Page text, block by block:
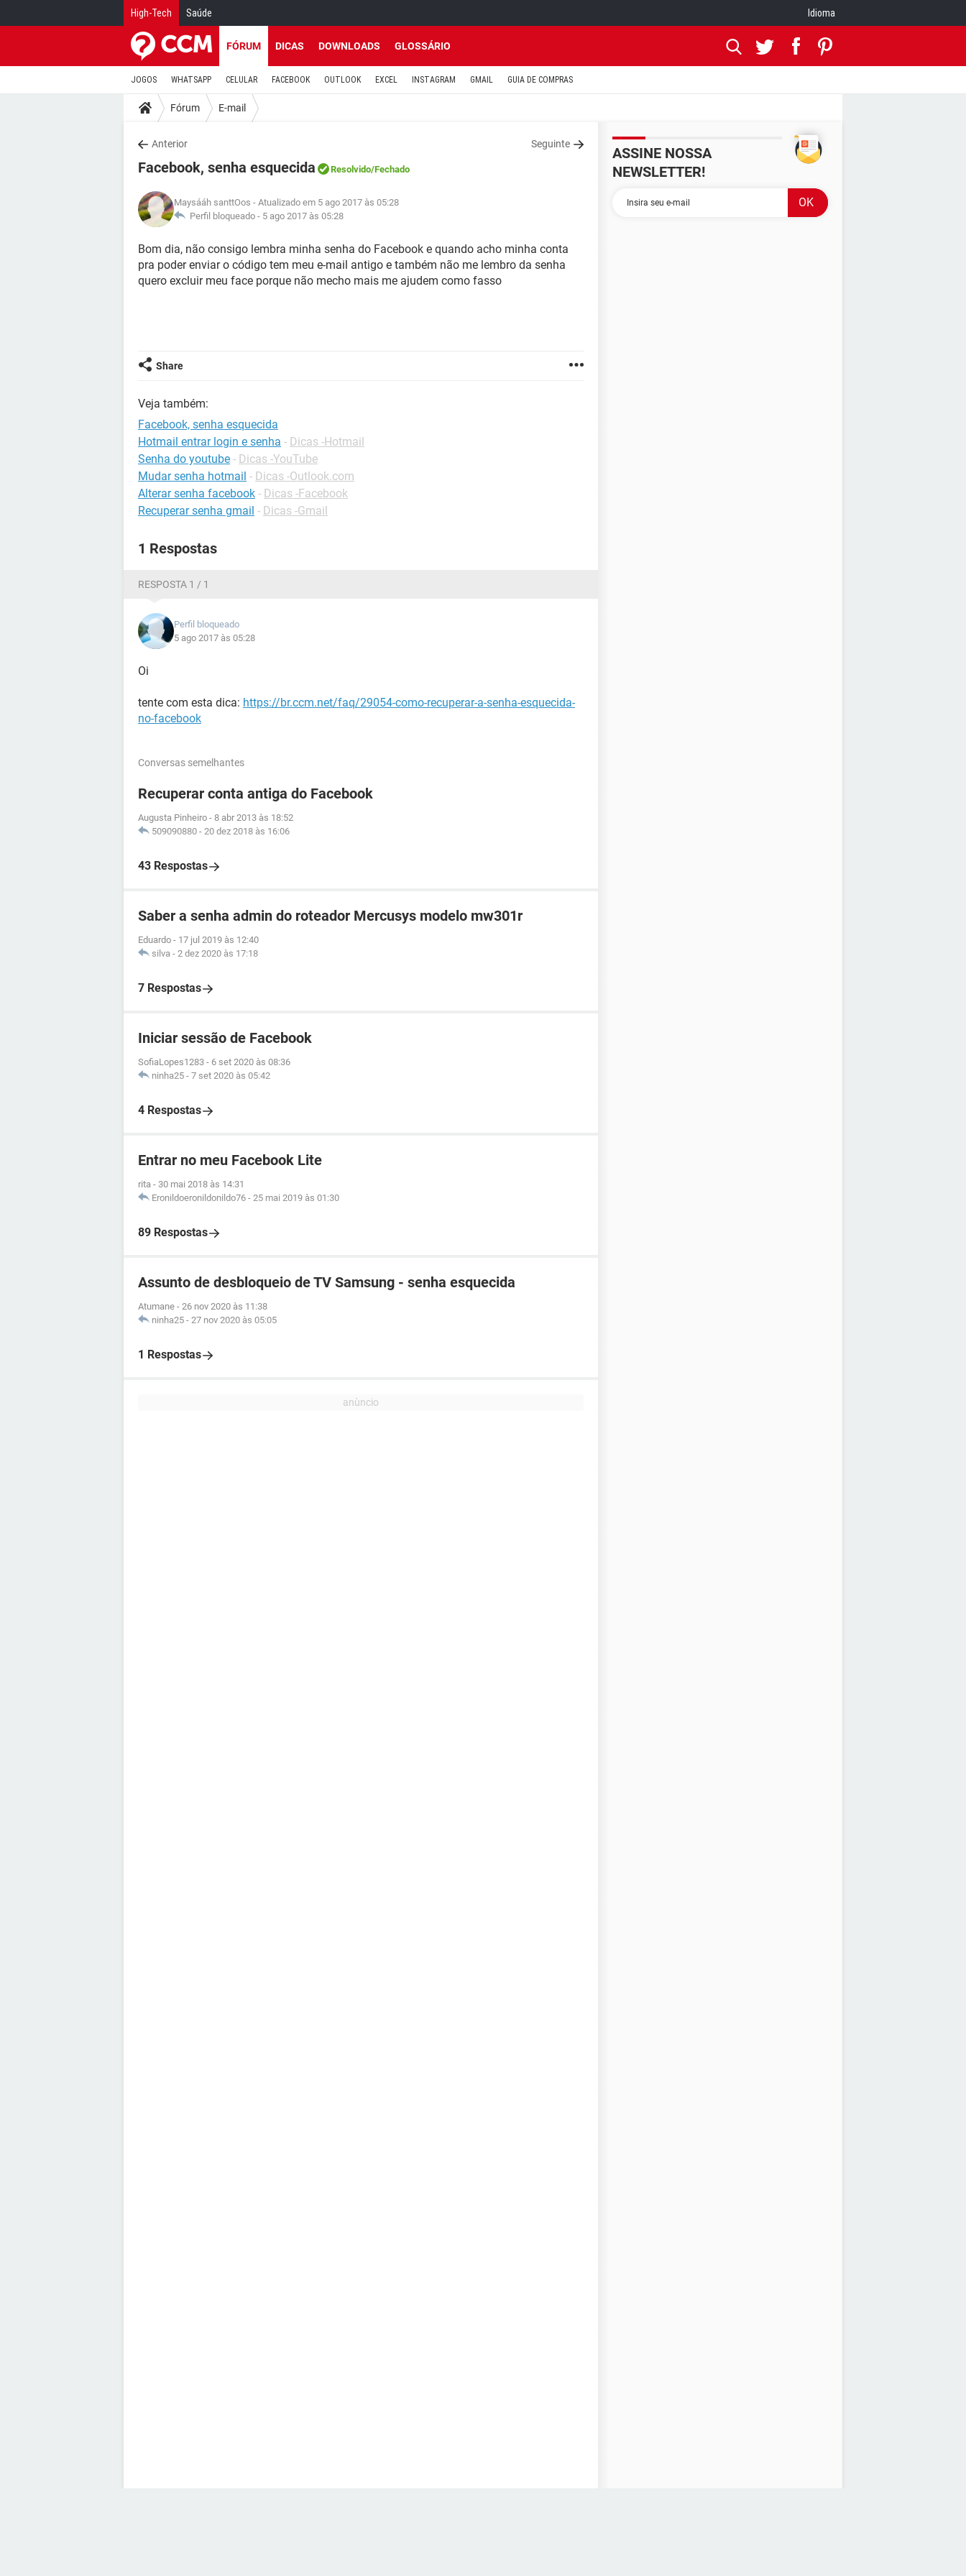
High-Tech Saúde Idioma
FÓRUM DICAS DOWNLOADS GLOSSÁRIO
JOGOS WHATSAPP CELULAR FACEBOOK OUTLOOK EXCEL INSTAGRAM GMAIL GUIA DE COMPRAS
Fórum E-mail
Anterior Seguinte
Facebook, senha esquecida Resolvido/Fechado
Maysááh santtOos - Atualizado em 5 ago 2017 às 05:28
Perfil bloqueado - 5 ago 2017 às 05:28
Bom dia, não consigo lembra minha senha do Facebook e quando acho minha conta
pra poder enviar o código tem meu e-mail antigo e também não me lembro da senha
quero excluir meu face porque não mecho mais me ajudem como fasso
Share
Veja também:
Facebook, senha esquecida
Hotmail entrar login e senha - Dicas -Hotmail
Senha do youtube - Dicas -YouTube
Mudar senha hotmail - Dicas -Outlook.com
Alterar senha facebook - Dicas -Facebook
Recuperar senha gmail - Dicas -Gmail
1 Respostas
RESPOSTA 1 / 1
Perfil bloqueado
5 ago 2017 às 05:28
Oi
tente com esta dica: https://br.ccm.net/faq/29054-como-recuperar-a-senha-esquecida-
no-facebook
Conversas semelhantes
Recuperar conta antiga do Facebook
Augusta Pinheiro - 8 abr 2013 às 18:52
509090880 - 20 dez 2018 às 16:06
43 Respostas
Saber a senha admin do roteador Mercusys modelo mw301r
Eduardo - 17 jul 2019 às 12:40
silva - 2 dez 2020 às 17:18
7 Respostas
Iniciar sessão de Facebook
SofiaLopes1283 - 6 set 2020 às 08:36
ninha25 - 7 set 2020 às 05:42
4 Respostas
Entrar no meu Facebook Lite
rita - 30 mai 2018 às 14:31
Eronildoeronildonildo76 - 25 mai 2019 às 01:30
89 Respostas
Assunto de desbloqueio de TV Samsung - senha esquecida
Atumane - 26 nov 2020 às 11:38
ninha25 - 27 nov 2020 às 05:05
1 Respostas
ASSINE NOSSA
NEWSLETTER!